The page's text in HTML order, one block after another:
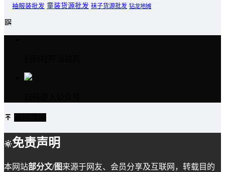
袖服装批发 童装货源批发 袜子货源批发 钻龙地摊
免责声明
本网站部分文/图来源于网友、会员分享及互联网，转载目的